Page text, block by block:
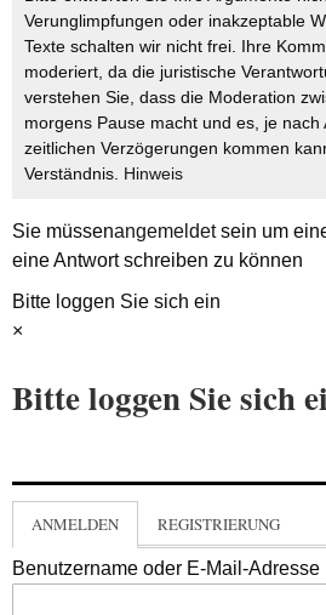
Verunglimpfungen oder inakzeptable
Texte schalten wir nicht frei. Ihre
moderiert, da die juristische
verstehen Sie, dass die Moderation
morgens Pause macht und es, je nach
zeitlichen Verzögerungen kommen
Verständnis. Hinweis
Sie müssenangemeldetsein um
eine Antwort schreiben zu können
Bitte loggen Sie sich ein
×
Bitte loggen Sie sich
ANMELDEN REGISTRIERUNG
Benutzername oder E-Mail-Adresse